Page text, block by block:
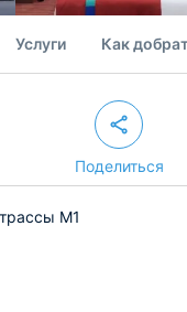
Услуги Как
Поделиться
М1